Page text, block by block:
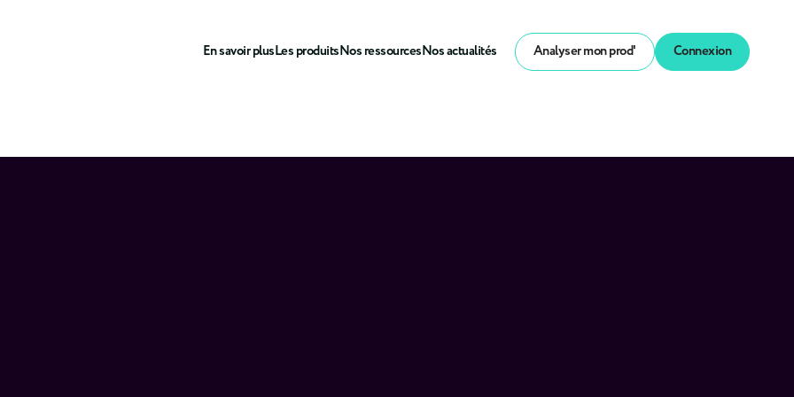
En savoir plusLes produitsNos ressourcesNos actualités Analyser mon prod' Connexion